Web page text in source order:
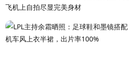
飞机上自拍尽显完美身材